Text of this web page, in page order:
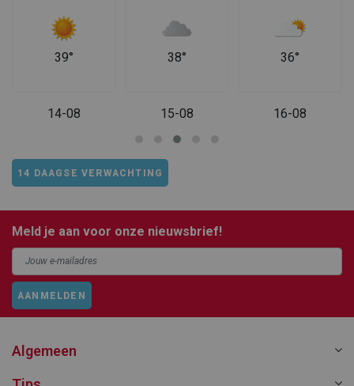
39°
14-08
38°
15-08
36°
16-08
14 DAAGSE VERWACHTING
Meld je aan voor onze nieuwsbrief!
AANMELDEN
Algemeen